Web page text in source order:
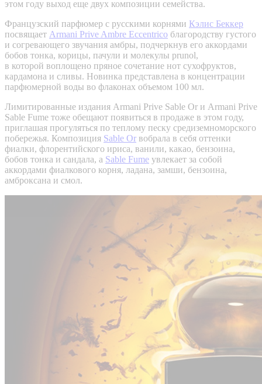
этом году выход еще двух композиции семейства.
Французский парфюмер с русскими корнями Кэлис Беккер
посвящает Armani Prive Ambre Eccentrico благородству густого
и согревающего звучания амбры, подчеркнув его аккордами
бобов тонка, корицы, пачули и молекулы prunol,
в которой воплощено пряное сочетание нот сухофруктов,
кардамона и сливы. Новинка представлена в концентрации
парфюмерной воды во флаконах объемом 100 мл.
Лимитированные издания Armani Prive Sable Or и Armani Prive
Sable Fume тоже обещают появиться в продаже в этом году,
приглашая прогуляться по теплому песку средиземноморского
побережья. Композиция Sable Or вобрала в себя оттенки
фиалки, флорентийского ириса, ванили, какао, бензоина,
бобов тонка и сандала, а Sable Fume увлекает за собой
аккордами фиалкового корня, ладана, замши, бензоина,
амброксана и смол.